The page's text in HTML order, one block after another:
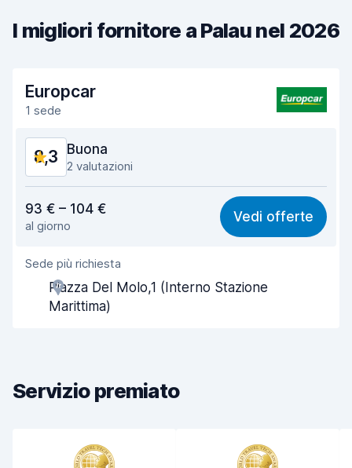
I migliori fornitore a Palau nel 2026
Europcar
1 sede
8,3 Buona
2 valutazioni
8,0
Facile da trovare 8,2
Gentilezza degli agenti
Rapidità del ritiro
Condizioni dell'auto
93 € – 104 €
al giorno
Vedi offerte
Sede più richiesta
Piazza Del Molo,1 (Interno Stazione
Marittima)
Servizio premiato